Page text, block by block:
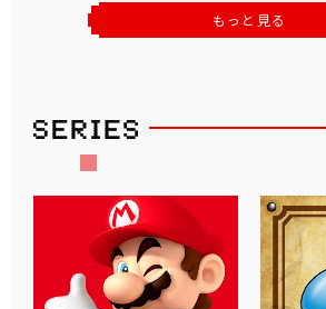
もっと見る